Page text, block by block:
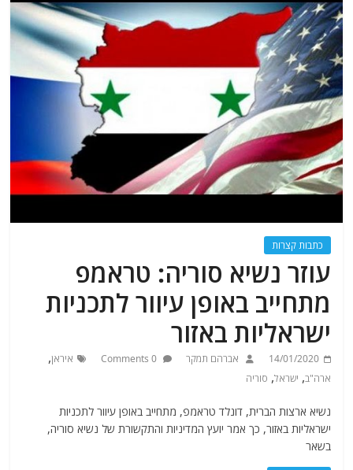
כתבות קצרות
עוזר נשיא סוריה: טראמפ
מתחייב באופן עיוור לתכניות
ישראליות באזור
14/01/2020 אברהם תמקר 0 Comments איראן,
ארה"ב, ישראל, סוריה
נשיא ארצות הברית, דונלד טראמפ, מתחייב באופן עיוור לתכניות
ישראליות באזור, כך אמר יועץ המדיניות והתקשורת של נשיא סוריה,
בשאר